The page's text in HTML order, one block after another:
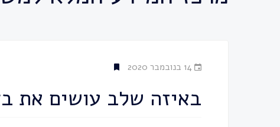
14 בנובמבר 2020
באיזה שלב עושים את